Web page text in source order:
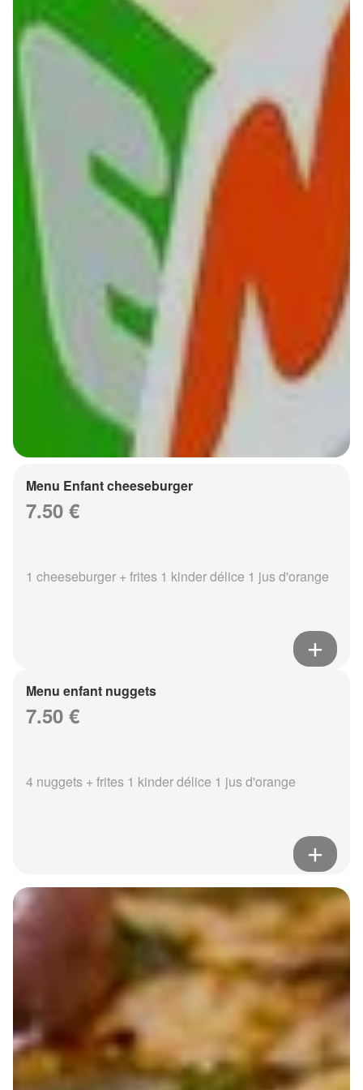
Menu Enfant cheeseburger
7.50 €
1 cheeseburger + frites 1 kinder délice 1 jus d'orange
Menu enfant nuggets
7.50 €
4 nuggets + frites 1 kinder délice 1 jus d'orange